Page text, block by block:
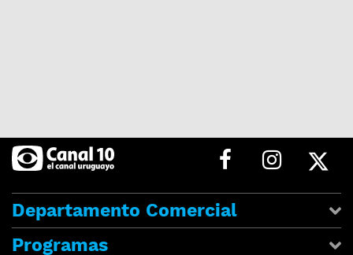
Departamento Comercial
Programas